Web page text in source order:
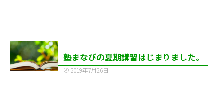
塾まなびの夏期講習はじまりました。
2019年7月26日